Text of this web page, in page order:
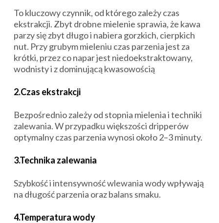
To kluczowy czynnik, od którego zależy czas
ekstrakcji. Zbyt drobne mielenie sprawia, że kawa
parzy się zbyt długo i nabiera gorzkich, cierpkich
nut. Przy grubym mieleniu czas parzenia jest za
krótki, przez co napar jest niedoekstraktowany,
wodnisty i z dominującą kwasowością
2.Czas ekstrakcji
Bezpośrednio zależy od stopnia mielenia i techniki
zalewania. W przypadku większości dripperów
optymalny czas parzenia wynosi około 2–3 minuty.
3.Technika zalewania
Szybkość i intensywność wlewania wody wpływają
na długość parzenia oraz balans smaku.
4.Temperatura wody